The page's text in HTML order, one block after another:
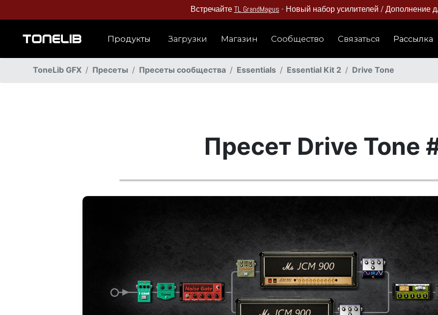
ВстречайтеTL GrandMagus - Новый набор усилителей / Дополнение
Продукты Загрузки Магазин Сообщество Связаться Рассылка
ToneLib GFX Пресеты Пресеты сообщества Essentials Essential Kit 2 Drive Tone
Пресет Drive Tone